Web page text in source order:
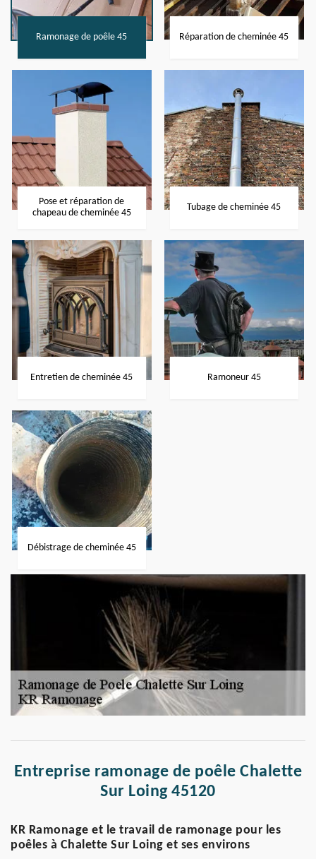
Ramonage de poêle 45 Réparation de cheminée 45
Pose et réparation de
chapeau de cheminée 45
Tubage de cheminée 45
Entretien de cheminée 45 Ramoneur 45
Débistrage de cheminée 45
Entreprise ramonage de poêle Chalette
Sur Loing 45120
KR Ramonage et le travail de ramonage pour les
poêles à Chalette Sur Loing et ses environs